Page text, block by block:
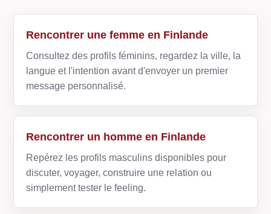
Rencontrer une femme en Finlande
Consultez des profils féminins, regardez la ville, la
langue et l'intention avant d'envoyer un premier
message personnalisé.
Rencontrer un homme en Finlande
Repérez les profils masculins disponibles pour
discuter, voyager, construire une relation ou
simplement tester le feeling.